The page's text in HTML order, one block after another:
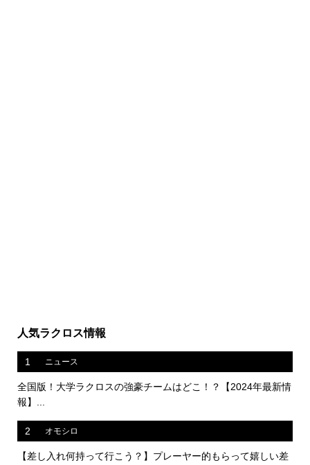
人気ラクロス情報
1 ニュース
全国版！大学ラクロスの強豪チームはどこ！？【2024年最新情
報】...
2 オモシロ
【差し入れ何持って行こう？】プレーヤー的もらって嬉しい差